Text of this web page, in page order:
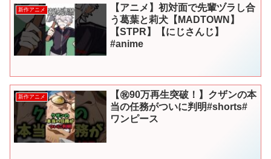
新作アニメ
【アニメ】初対面で先輩ヅラし合
う葛葉と莉犬【MADTOWN】
【STPR】【にじさんじ】
#anime
新作アニメ
【㊗️90万再生突破！】クザンの本
当の任務がついに判明#shorts#
ワンピース